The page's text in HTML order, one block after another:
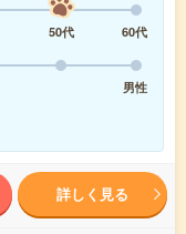
50代
60代
男性
詳しく見る